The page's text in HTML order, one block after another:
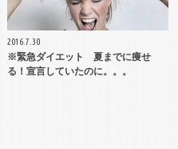
2016.7.30
※緊急ダイエット 夏までに痩せ
る！宣言していたのに。。。